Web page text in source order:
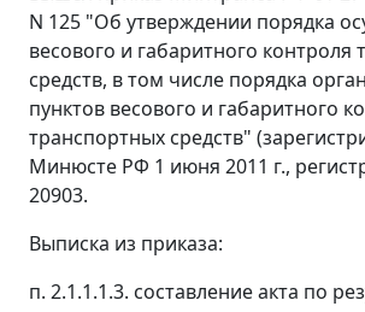
N 125 "Об утверждении порядка
весового и габаритного контроля
средств, в том числе порядка
пунктов весового и габаритного
транспортных средств"
Минюсте РФ 1 июня 2011 г.,
20903.
Выписка из приказа:
п. 2.1.1.1.3. составление акта по